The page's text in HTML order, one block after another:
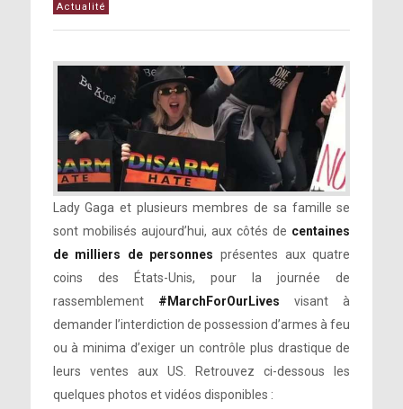
Actualité
Lady Gaga et plusieurs membres de sa famille se
sont mobilisés aujourd’hui, aux côtés de centaines
de milliers de personnes présentes aux quatre
coins des États-Unis, pour la journée de
rassemblement #MarchForOurLives visant à
demander l’interdiction de possession d’armes à feu
ou à minima d’exiger un contrôle plus drastique de
leurs ventes aux US. Retrouvez ci-dessous les
quelques photos et vidéos disponibles :